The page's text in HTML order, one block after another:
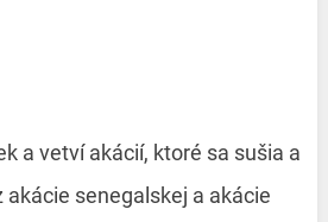
a vetví akácií, ktoré sa sušia a
akácie senegalskej a akácie